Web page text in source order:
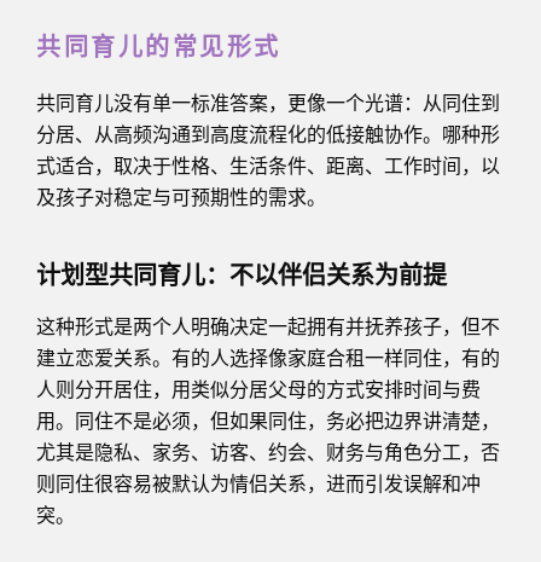
共同育儿的常见形式
共同育儿没有单一标准答案，更像一个光谱：从同住到
分居、从高频沟通到高度流程化的低接触协作。哪种形
式适合，取决于性格、生活条件、距离、工作时间，以
及孩子对稳定与可预期性的需求。
计划型共同育儿：不以伴侣关系为前提
这种形式是两个人明确决定一起拥有并抚养孩子，但不
建立恋爱关系。有的人选择像家庭合租一样同住，有的
人则分开居住，用类似分居父母的方式安排时间与费
用。同住不是必须，但如果同住，务必把边界讲清楚，
尤其是隐私、家务、访客、约会、财务与角色分工，否
则同住很容易被默认为情侣关系，进而引发误解和冲
突。